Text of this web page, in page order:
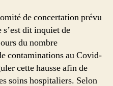
de concertation prévu
dit inquiet de
du nombre
contaminations au Covid-
cette hausse afin de
soins hospitaliers. Selon